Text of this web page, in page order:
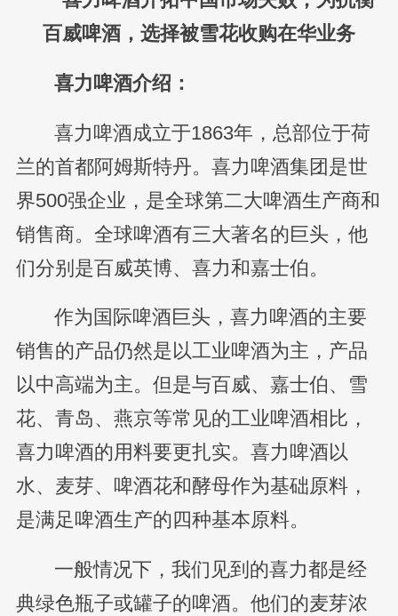
百威啤酒，选择被雪花收购在华业务
喜力啤酒介绍：
喜力啤酒成立于1863年，总部位于荷
兰的首都阿姆斯特丹。喜力啤酒集团是世
界500强企业，是全球第二大啤酒生产商和
销售商。全球啤酒有三大著名的巨头，他
们分别是百威英博、喜力和嘉士伯。
作为国际啤酒巨头，喜力啤酒的主要
销售的产品仍然是以工业啤酒为主，产品
以中高端为主。但是与百威、嘉士伯、雪
花、青岛、燕京等常见的工业啤酒相比，
喜力啤酒的用料要更扎实。喜力啤酒以
水、麦芽、啤酒花和酵母作为基础原料，
是满足啤酒生产的四种基本原料。
一般情况下，我们见到的喜力都是经
典绿色瓶子或罐子的啤酒。他们的麦芽浓